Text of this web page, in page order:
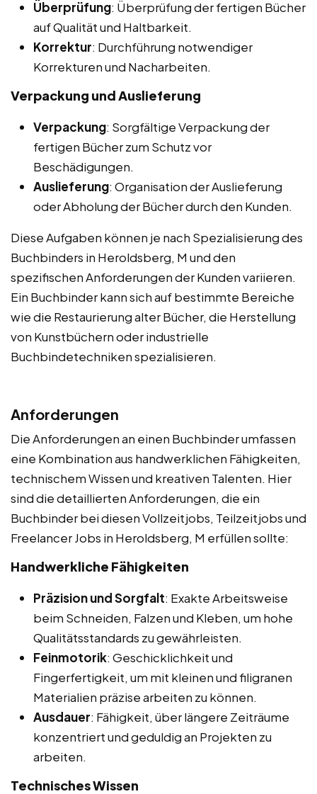
Überprüfung: Überprüfung der fertigen Bücher
auf Qualität und Haltbarkeit.
Korrektur: Durchführung notwendiger
Korrekturen und Nacharbeiten.
Verpackung und Auslieferung
Verpackung: Sorgfältige Verpackung der
fertigen Bücher zum Schutz vor
Beschädigungen.
Auslieferung: Organisation der Auslieferung
oder Abholung der Bücher durch den Kunden.
Diese Aufgaben können je nach Spezialisierung des
Buchbinders in Heroldsberg, M und den
spezifischen Anforderungen der Kunden variieren.
Ein Buchbinder kann sich auf bestimmte Bereiche
wie die Restaurierung alter Bücher, die Herstellung
von Kunstbüchern oder industrielle
Buchbindetechniken spezialisieren.
Anforderungen
Die Anforderungen an einen Buchbinder umfassen
eine Kombination aus handwerklichen Fähigkeiten,
technischem Wissen und kreativen Talenten. Hier
sind die detaillierten Anforderungen, die ein
Buchbinder bei diesen Vollzeitjobs, Teilzeitjobs und
Freelancer Jobs in Heroldsberg, M erfüllen sollte:
Handwerkliche Fähigkeiten
Präzision und Sorgfalt: Exakte Arbeitsweise
beim Schneiden, Falzen und Kleben, um hohe
Qualitätsstandards zu gewährleisten.
Feinmotorik: Geschicklichkeit und
Fingerfertigkeit, um mit kleinen und filigranen
Materialien präzise arbeiten zu können.
Ausdauer: Fähigkeit, über längere Zeiträume
konzentriert und geduldig an Projekten zu
arbeiten.
Technisches Wissen